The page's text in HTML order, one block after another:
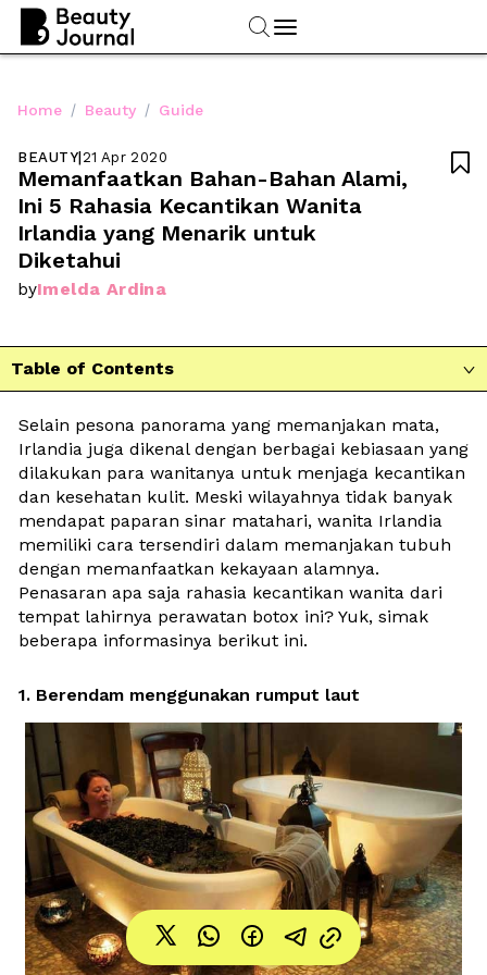
Home / Beauty / Guide
BEAUTY|21 Apr 2020
Memanfaatkan Bahan-Bahan Alami,
Ini 5 Rahasia Kecantikan Wanita
Irlandia yang Menarik untuk
Diketahui
byImelda Ardina

Table of Contents 
Selain pesona panorama yang memanjakan mata,
Irlandia juga dikenal dengan berbagai kebiasaan yang
dilakukan para wanitanya untuk menjaga kecantikan
dan kesehatan kulit. Meski wilayahnya tidak banyak
mendapat paparan sinar matahari, wanita Irlandia
memiliki cara tersendiri dalam memanjakan tubuh
dengan memanfaatkan kekayaan alamnya.
Penasaran apa saja rahasia kecantikan wanita dari
tempat lahirnya perawatan botox ini? Yuk, simak
beberapa informasinya berikut ini.
1. Berendam menggunakan rumput laut